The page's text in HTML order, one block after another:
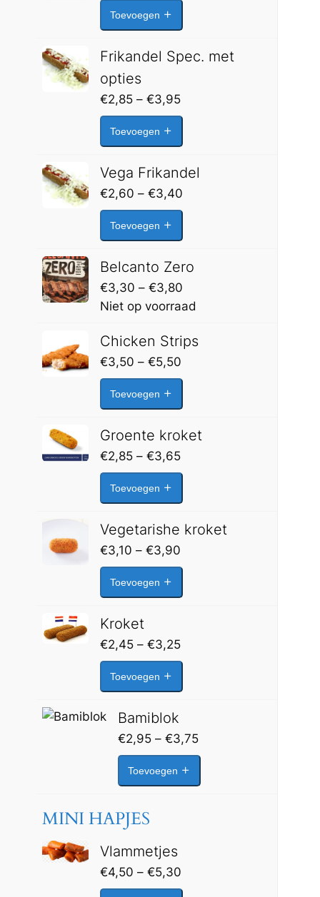
Toevoegen
Frikandel Spec. met
opties
€2,85 – €3,95Prijsklasse:
€2,85
Toevoegen
Vega Frikandel
€2,60 – €3,40Prijsklasse:
€2,60
Toevoegen
Belcanto Zero
€3,30 – €3,80Prijsklasse:
€3,30
€3,80
Niet op voorraad
Chicken Strips
€3,50 – €5,50Prijsklasse:
€3,50
Toevoegen
Groente kroket
€2,85 – €3,65Prijsklasse:
€2,85
Toevoegen
Vegetarishe kroket
€3,10 – €3,90Prijsklasse:
€3,10
Toevoegen
Kroket
€2,45 – €3,25Prijsklasse:
€2,45
Toevoegen
Bamiblok
€2,95 – €3,75Prijsklasse:
€2,95
Toevoegen
MINI HAPJES
Vlammetjes
€4,50 – €5,30Prijsklasse:
€4,50